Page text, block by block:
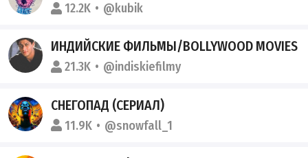
12.2K @kubik
ИНДИЙСКИЕ ФИЛЬМЫ/BOLLYWOOD MOVIES
21.3K @indiskiefilmy
СНЕГОПАД (СЕРИАЛ)
11.9K @snowfall_1